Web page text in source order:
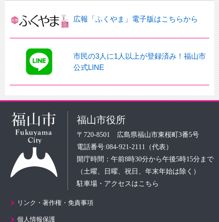
広報「ふくやま」電子版はこちらから
市民の3人に1人以上が登録済み！福山市
公式LINE
福山市役所
〒720-8501 広島県福山市東桜町3番5号
電話番号:084-921-2111（代表）
開庁時間：午前8時30分から午後5時15分まで
（土曜、日曜、祝日、年末年始は除く）
駐車場・アクセスはこちら
リンク・著作権・免責事項
個人情報保護